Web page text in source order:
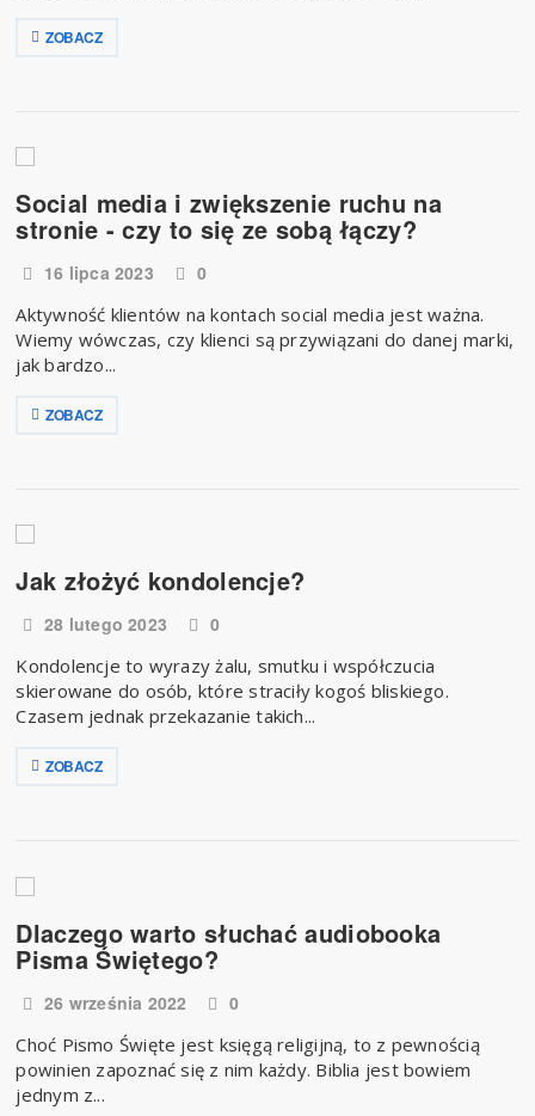
ZOBACZ
Social media i zwiększenie ruchu na
stronie - czy to się ze sobą łączy?
16 lipca 2023
0
Aktywność klientów na kontach social media jest ważna.
Wiemy wówczas, czy klienci są przywiązani do danej marki,
jak bardzo...
ZOBACZ
Jak złożyć kondolencje?
28 lutego 2023
0
​Kondolencje to wyrazy żalu, smutku i współczucia
skierowane do osób, które straciły kogoś bliskiego.
Czasem jednak przekazanie takich...
ZOBACZ
Dlaczego warto słuchać audiobooka
Pisma Świętego?
26 września 2022
0
Choć Pismo Święte jest księgą religijną, to z pewnością
powinien zapoznać się z nim każdy. Biblia jest bowiem
jednym z...